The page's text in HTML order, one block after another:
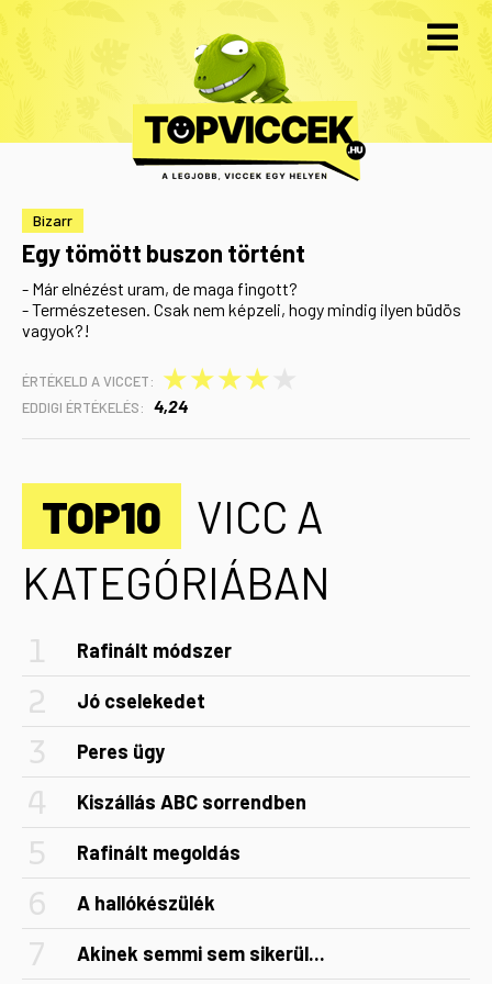
Bizarr
Egy tömött buszon történt
- Már elnézést uram, de maga fingott?
- Természetesen. Csak nem képzeli, hogy mindig ilyen büdös
vagyok?!
ÉRTÉKELD A VICCET: ★
★
★
★
EDDIGI ÉRTÉKELÉS: 4,24
TOP10
VICC A
KATEGÓRIÁBAN
Rafinált módszer
Jó cselekedet
Peres ügy
Kiszállás ABC sorrendben
Rafinált megoldás
A hallókészülék
Akinek semmi sem sikerül...